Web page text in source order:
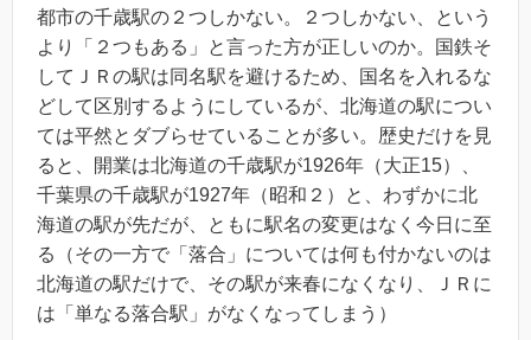
都市の千歳駅の２つしかない。２つしかない、という
より「２つもある」と言った方が正しいのか。国鉄そ
してＪＲの駅は同名駅を避けるため、国名を入れるな
どして区別するようにしているが、北海道の駅につい
ては平然とダブらせていることが多い。歴史だけを見
ると、開業は北海道の千歳駅が1926年（大正15）、
千葉県の千歳駅が1927年（昭和２）と、わずかに北
海道の駅が先だが、ともに駅名の変更はなく今日に至
る（その一方で「落合」については何も付かないのは
北海道の駅だけで、その駅が来春になくなり、ＪＲに
は「単なる落合駅」がなくなってしまう）